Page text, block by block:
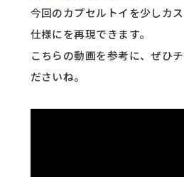
今回のカプセルトイを少しカ
仕様にを再現できます。
こちらの動画を参考に、ぜひ
ださいね。